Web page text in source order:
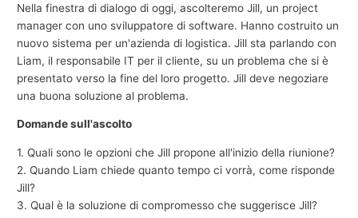
Nella finestra di dialogo di oggi, ascolteremo Jill, un project
manager con uno sviluppatore di software. Hanno costruito un
nuovo sistema per un'azienda di logistica. Jill sta parlando con
Liam, il responsabile IT per il cliente, su un problema che si è
presentato verso la fine del loro progetto. Jill deve negoziare
una buona soluzione al problema.
Domande sull'ascolto
1. Quali sono le opzioni che Jill propone all'inizio della riunione?
2. Quando Liam chiede quanto tempo ci vorrà, come risponde
Jill?
3. Qual è la soluzione di compromesso che suggerisce Jill?